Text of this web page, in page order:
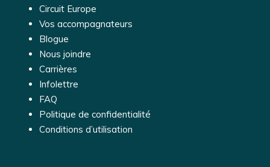
Circuit Europe
Vos accompagnateurs
Blogue
Nous joindre
Carrières
Infolettre
FAQ
Politique de confidentialité
Conditions d’utilisation